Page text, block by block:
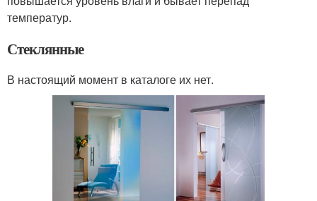
температур.
Стеклянные
В настоящий момент в каталоге их нет.